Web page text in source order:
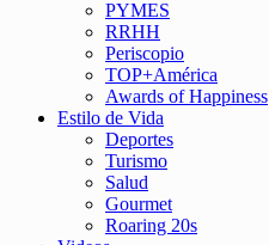
PYMES
RRHH
Periscopio
TOP+América
Awards of Happiness
Estilo de Vida
Deportes
Turismo
Salud
Gourmet
Roaring 20s